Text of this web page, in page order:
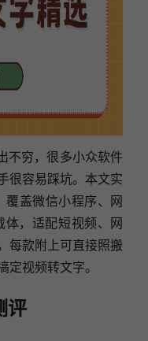
不穷，很多小众软件
很容易踩坑。本文实
盖微信小程序、网
体，适配短视频、网
每款附上可直接照搬
视频转文字。
评